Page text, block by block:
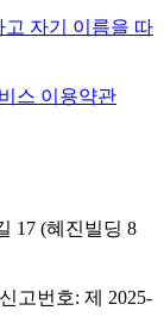
고 자기 이름을 따
스 이용약관
17 (혜진빌딩 8
고번호: 제 2025-